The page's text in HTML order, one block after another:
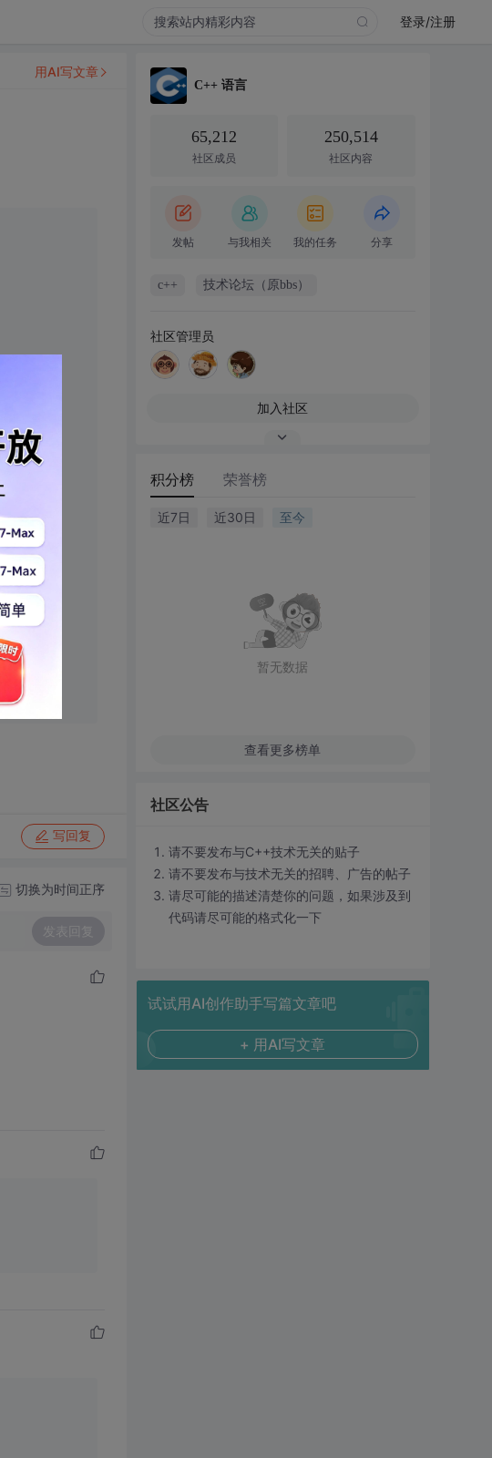
登录/注册
写回复
用AI写文章
切换为时间正序
发表回复
C++ 语言
65,212
社区成员
250,514
社区内容
发帖 与我相关 我的任务 分享
c++ 技术论坛（原bbs）
社区管理员
加入社区
积分榜 荣誉榜
近7日 近30日 至今
暂无数据
查看更多榜单
社区公告
请不要发布与C++技术无关的贴子
请不要发布与技术无关的招聘、广告的帖子
请尽可能的描述清楚你的问题，如果涉及到
代码请尽可能的格式化一下
试试用AI创作助手写篇文章吧
+ 用AI写文章